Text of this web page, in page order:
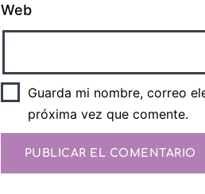
Web
Guarda mi nombre, correo
próxima vez que comente.